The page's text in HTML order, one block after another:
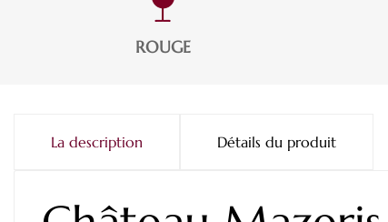
ROUGE
La description Détails du produit